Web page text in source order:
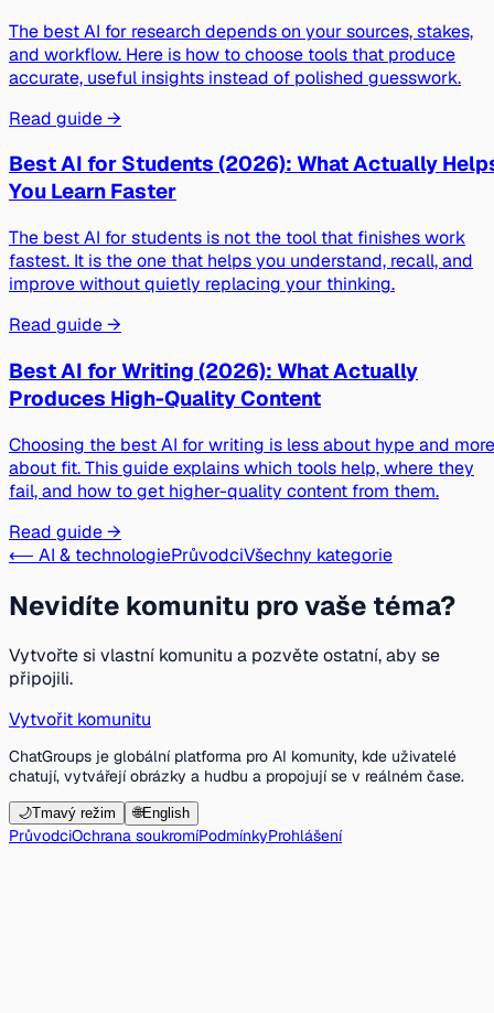
The best AI for research depends on your sources, stakes,
and workflow. Here is how to choose tools that produce
accurate, useful insights instead of polished guesswork.
Read guide →
Best AI for Students (2026): What Actually
You Learn Faster
The best AI for students is not the tool that finishes work
fastest. It is the one that helps you understand, recall, and
improve without quietly replacing your thinking.
Read guide →
Best AI for Writing (2026): What Actually
Produces High-Quality Content
Choosing the best AI for writing is less about hype and more
about fit. This guide explains which tools help, where they
fail, and how to get higher-quality content from them.
Read guide →
⟵ AI & technologiePrůvodciVšechny kategorie
Nevidíte komunitu pro vaše téma?
Vytvořte si vlastní komunitu a pozvěte ostatní, aby se
připojili.
Vytvořit komunitu
ChatGroups je globální platforma pro AI komunity, kde uživatelé
chatují, vytvářejí obrázky a hudbu a propojují se v reálném čase.
🌙Tmavý režim 🌐English
PrůvodciOchrana soukromíPodmínkyProhlášení